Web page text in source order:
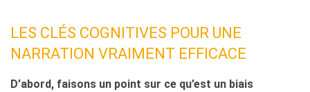
LES CLÉS COGNITIVES POUR UNE
NARRATION VRAIMENT EFFICACE
D’abord, faisons un point sur ce qu’est un biais